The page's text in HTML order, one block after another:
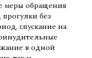
меры обращения
без
спускание на
в одной